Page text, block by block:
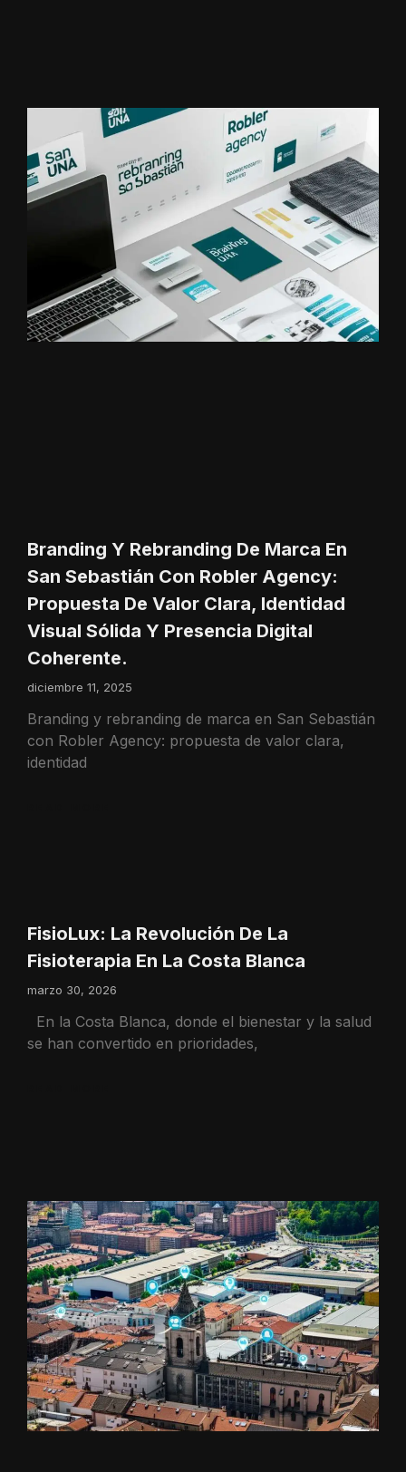
Branding Y Rebranding De Marca En
San Sebastián Con Robler Agency:
Propuesta De Valor Clara, Identidad
Visual Sólida Y Presencia Digital
Coherente.
diciembre 11, 2025
Branding y rebranding de marca en San Sebastián
con Robler Agency: propuesta de valor clara,
identidad
FisioLux: La Revolución De La
Fisioterapia En La Costa Blanca
marzo 30, 2026
En la Costa Blanca, donde el bienestar y la salud
se han convertido en prioridades,